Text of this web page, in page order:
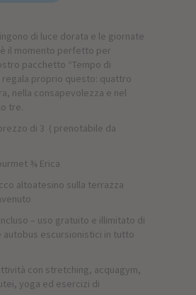
di luce dorata e le giornate
il momento perfetto per
pacchetto “Tempo di
regala proprio questo: quattro
nella consapevolezza e nel
tre.
di 3 ( prenotabile da
¾ Erica
altoatesino sulla terrazza
incluso – uso gratuito e illimitato di
autobus escursionistici in tutto
con stretching, acquagym,
yoga ed esercizi di